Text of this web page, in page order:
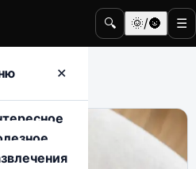
🔍 🌞/🌚 ☰
✕